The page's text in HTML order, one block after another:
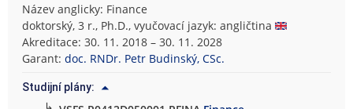
Název anglicky: Finance
doktorský, 3 r., Ph.D., vyučovací jazyk: angličtina
Akreditace: 30. 11. 2018 – 30. 11. 2028
Garant:doc. RNDr. Petr Budinský, CSc.
Studijní plány:
↳